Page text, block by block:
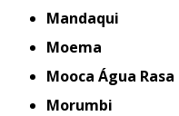
Mandaqui
Moema
Mooca Água Rasa
Morumbi